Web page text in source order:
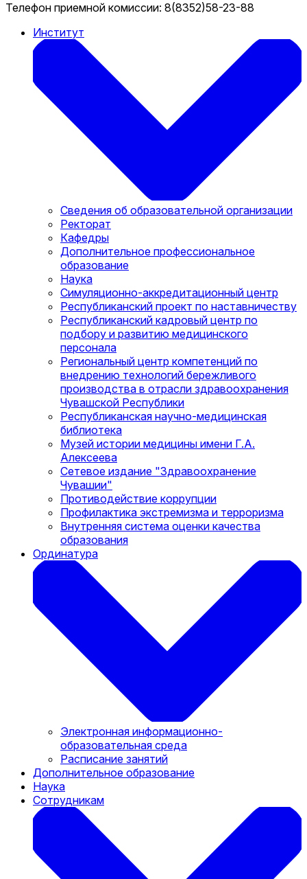
Телефон приемной комиссии: 8(8352)58-23-88
Институт
Сведения об образовательной организации
Ректорат
Кафедры
Дополнительное профессиональное
образование
Наука
Симуляционно-аккредитационный центр
Республиканский проект по наставничеству
Республиканский кадровый центр по
подбору и развитию медицинского
персонала
Региональный центр компетенций по
внедрению технологий бережливого
производства в отрасли здравоохранения
Чувашской Республики
Республиканская научно-медицинская
библиотека
Музей истории медицины имени Г.А.
Алексеева
Сетевое издание "Здравоохранение
Чувашии"
Противодействие коррупции
Профилактика экстремизма и терроризма
Внутренняя система оценки качества
образования
Ординатура
Электронная информационно-
образовательная среда
Расписание занятий
Дополнительное образование
Наука
Сотрудникам